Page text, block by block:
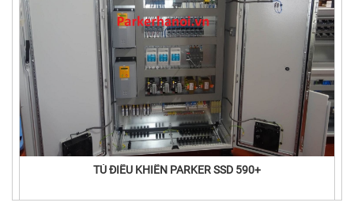
TỦ ĐIỀU KHIỂN PARKER SSD 590+